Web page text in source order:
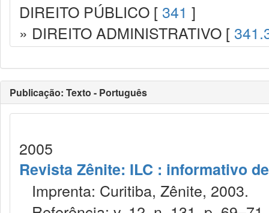
DIREITO PÚBLICO [ 341 ]
» DIREITO ADMINISTRATIVO [
Publicação: Texto - Português
2005
Revista Zênite: ILC : informativo
Imprenta: Curitiba, Zênite, 2003.